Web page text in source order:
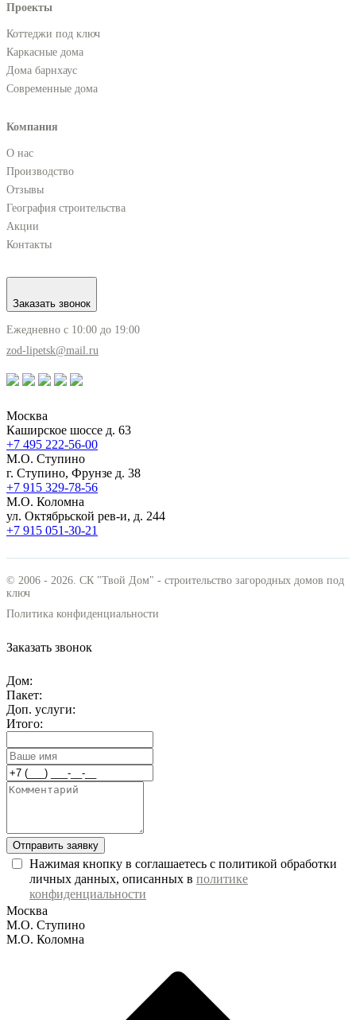
Проекты
Коттеджи под ключ
Каркасные дома
Дома барнхаус
Современные дома
Компания
О нас
Производство
Отзывы
География строительства
Акции
Контакты
Заказать звонок
Ежедневно с 10:00 до 19:00
zod-lipetsk@mail.ru
Москва
Каширское шоссе д. 63
+7 495 222-56-00
М.О. Ступино
г. Ступино, Фрунзе д. 38
+7 915 329-78-56
М.О. Коломна
ул. Октябрьской рев-и, д. 244
+7 915 051-30-21
© 2006 - 2026. СК "Твой Дом" - строительство загородных домов под
ключ
Политика конфиденциальности
Заказать звонок
Дом:
Пакет:
Доп. услуги:
Итого:
Отправить заявку
Нажимая кнопку в соглашаетесь с политикой обработки
личных данных, описанных в политике
конфиденциальности
Москва
М.О. Ступино
М.О. Коломна